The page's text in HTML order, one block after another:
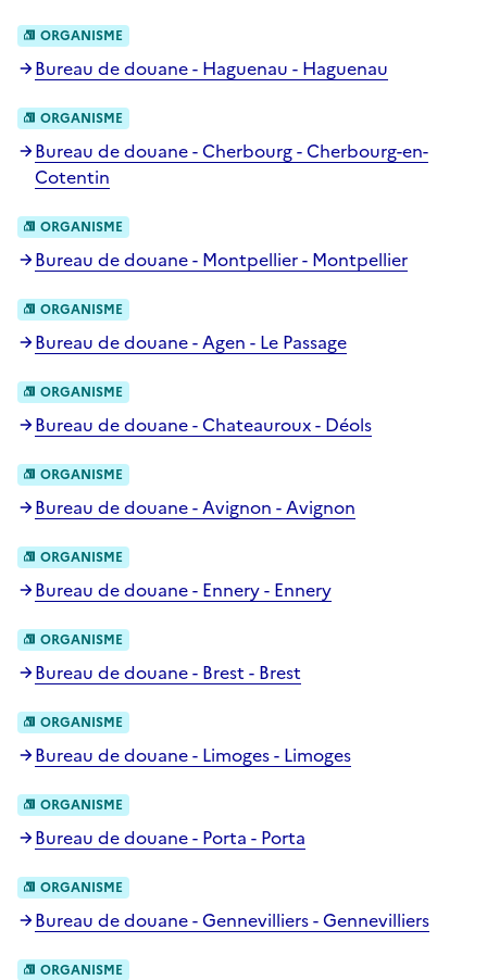
ORGANISME
Bureau de douane - Haguenau - Haguenau
ORGANISME
Bureau de douane - Cherbourg - Cherbourg-en-
Cotentin
ORGANISME
Bureau de douane - Montpellier - Montpellier
ORGANISME
Bureau de douane - Agen - Le Passage
ORGANISME
Bureau de douane - Chateauroux - Déols
ORGANISME
Bureau de douane - Avignon - Avignon
ORGANISME
Bureau de douane - Ennery - Ennery
ORGANISME
Bureau de douane - Brest - Brest
ORGANISME
Bureau de douane - Limoges - Limoges
ORGANISME
Bureau de douane - Porta - Porta
ORGANISME
Bureau de douane - Gennevilliers - Gennevilliers
ORGANISME